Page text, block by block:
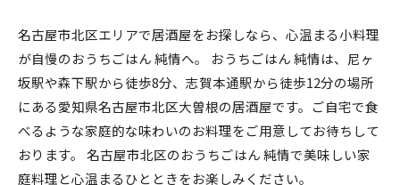
名古屋市北区エリアで居酒屋をお探しなら、心温まる小料理
が自慢のおうちごはん 純情へ。 おうちごはん 純情は、尼ヶ
坂駅や森下駅から徒歩8分、志賀本通駅から徒歩12分の場所
にある愛知県名古屋市北区大曽根の居酒屋です。ご自宅で食
べるような家庭的な味わいのお料理をご用意してお待ちして
おります。 名古屋市北区のおうちごはん 純情で美味しい家
庭料理と心温まるひとときをお楽しみください。